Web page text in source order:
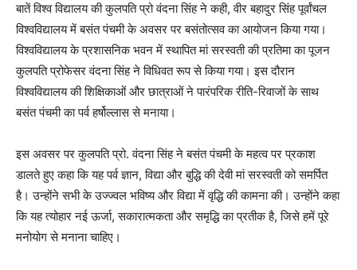
बातें विश्व विद्यालय की कुलपति प्रो वंदना सिंह ने कही, वीर बहादुर सिंह पूर्वांचल
विश्वविद्यालय में बसंत पंचमी के अवसर पर बसंतोत्सव का आयोजन किया गया।
विश्वविद्यालय के प्रशासनिक भवन में स्थापित मां सरस्वती की प्रतिमा का पूजन
कुलपति प्रोफेसर वंदना सिंह ने विधिवत रूप से किया गया। इस दौरान
विश्वविद्यालय की शिक्षिकाओं और छात्राओं ने पारंपरिक रीति-रिवाजों के साथ
बसंत पंचमी का पर्व हर्षोल्लास से मनाया।
इस अवसर पर कुलपति प्रो. वंदना सिंह ने बसंत पंचमी के महत्व पर प्रकाश
डालते हुए कहा कि यह पर्व ज्ञान, विद्या और बुद्धि की देवी मां सरस्वती को समर्पित
है। उन्होंने सभी के उज्ज्वल भविष्य और विद्या में वृद्धि की कामना की। उन्होंने कहा
कि यह त्योहार नई ऊर्जा, सकारात्मकता और समृद्धि का प्रतीक है, जिसे हमें पूरे
मनोयोग से मनाना चाहिए।